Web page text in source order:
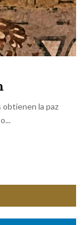
obtienen la paz